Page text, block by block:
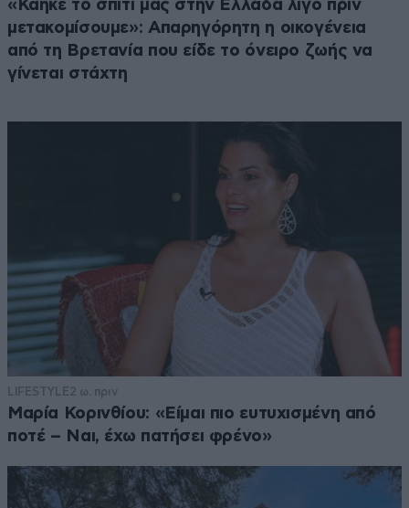
«Κάηκε το σπίτι μας στην Ελλάδα λίγο πριν
μετακομίσουμε»: Απαρηγόρητη η οικογένεια
από τη Βρετανία που είδε το όνειρο ζωής να
γίνεται στάχτη
LIFESTYLE2 ω. πριν
Μαρία Κορινθίου: «Είμαι πιο ευτυχισμένη από
ποτέ – Ναι, έχω πατήσει φρένο»